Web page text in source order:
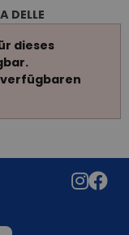
DELLE
dieses
verfügbaren